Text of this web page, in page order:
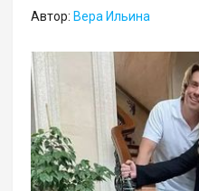
Автор: Вера Ильина